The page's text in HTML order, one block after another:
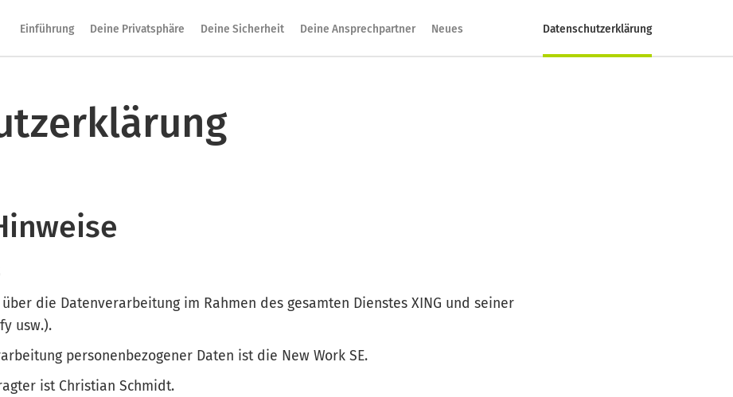
Einführung Deine Privatsphäre Deine Sicherheit Deine Ansprechpartner Neues Datenschutzerklärung
die Datenverarbeitung im Rahmen des gesamten Dienstes XING und seiner
usw.).
personenbezogener Daten ist die New Work SE.
ist Christian Schmidt.